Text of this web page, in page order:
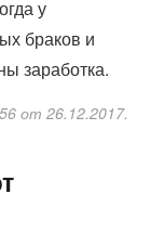
у
браков и
заработка.
от 26.12.2017.